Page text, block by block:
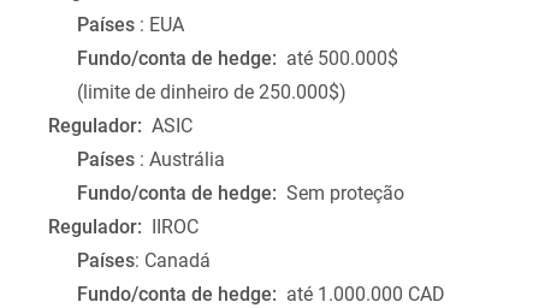
Países : EUA
Fundo/conta de hedge: até 500.000$
(limite de dinheiro de 250.000$)
Regulador: ASIC
Países : Austrália
Fundo/conta de hedge: Sem proteção
Regulador: IIROC
Países: Canadá
Fundo/conta de hedge: até 1.000.000 CAD